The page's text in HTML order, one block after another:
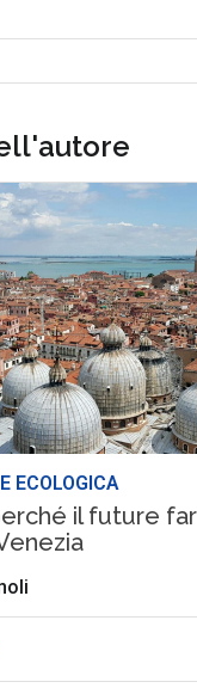
ECOLOGICA
il future